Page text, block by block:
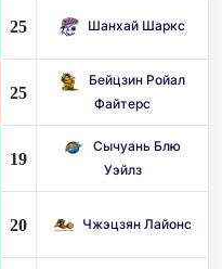
25 Шанхай Шаркс
25
Бейцзин Ройал
Файтерс
19
Сычуань Блю
Уэйлз
20 Чжэцзян Лайонс